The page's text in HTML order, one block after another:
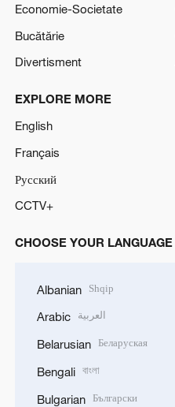
Economie-Societate
Bucătărie
Divertisment
EXPLORE MORE
English
Français
Русский
CCTV+
CHOOSE YOUR LANGUAGE
Albanian Shqip
Arabic العربية
Belarusian Беларуская
Bengali বাংলা
Bulgarian Български